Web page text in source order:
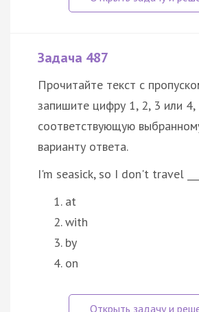
Задача 487
Прочитайте текст с
запишите цифру 1, 2, 3 или 4,
соответствующую
варианту ответа.
I'm seasick, so I don't travel
at
with
by
on